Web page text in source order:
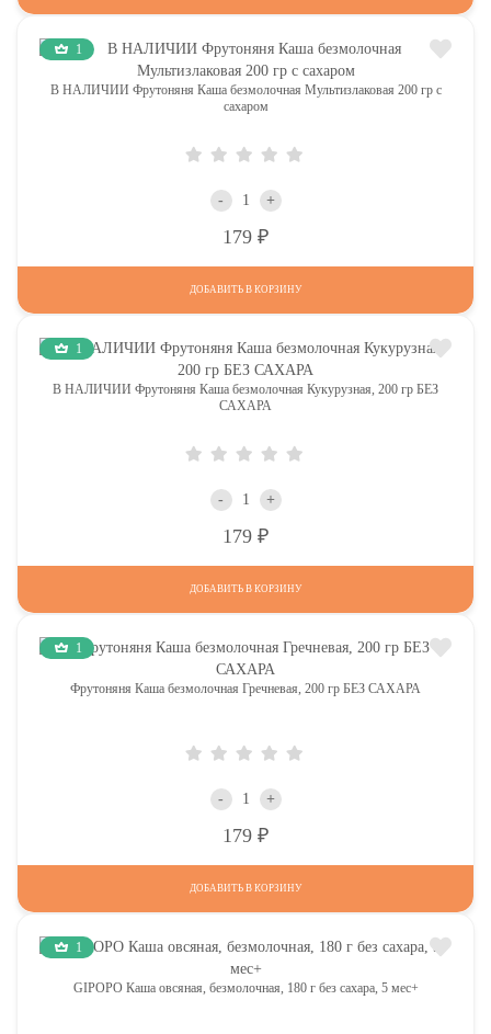
1
В НАЛИЧИИ Фрутоняня Каша безмолочная Мультизлаковая 200 гр с
сахаром
- +
179
ДОБАВИТЬ В КОРЗИНУ
1
В НАЛИЧИИ Фрутоняня Каша безмолочная Кукурузная, 200 гр БЕЗ
САХАРА
- +
179
ДОБАВИТЬ В КОРЗИНУ
1
Фрутоняня Каша безмолочная Гречневая, 200 гр БЕЗ САХАРА
- +
179
ДОБАВИТЬ В КОРЗИНУ
1
GIPOPO Каша овсяная, безмолочная, 180 г без сахара, 5 мес+